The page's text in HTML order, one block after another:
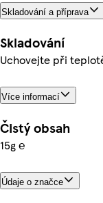
Skladování a příprava
Skladování
Uchovejte při
Více informací
Čistý obsah
15g ℮
Údaje o značce